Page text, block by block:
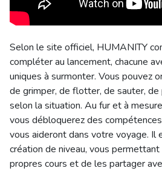
Selon le site officiel, HUMANITY
compléter au lancement, chacune
uniques à surmonter. Vous pouvez
de grimper, de flotter, de sauter,
selon la situation. Au fur et à
vous débloquerez des
vous aideront dans votre voyage. Il
création de niveau, vous
propres cours et de les partager